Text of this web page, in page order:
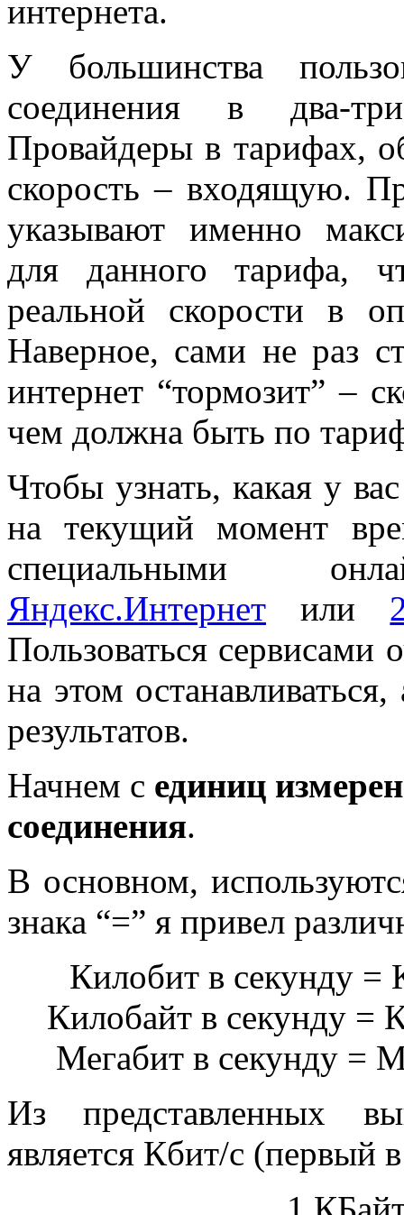
интернета.
У большинства
соединения в два-
Провайдеры в тарифах,
скорость – входящую.
указывают именно
для данного тарифа,
реальной скорости в
Наверное, сами не раз
интернет “тормозит” –
чем должна быть по
Чтобы узнать, какая у
на текущий момент
специальными
Яндекс.Интернет или
Пользоваться сервисами
на этом
результатов.
Начнем с единиц
соединения.
В основном,
знака “=” я привел
Килобит в секунду
Килобайт в секунду =
Мегабит в секунду =
Из представленных
является Кбит/с (первый